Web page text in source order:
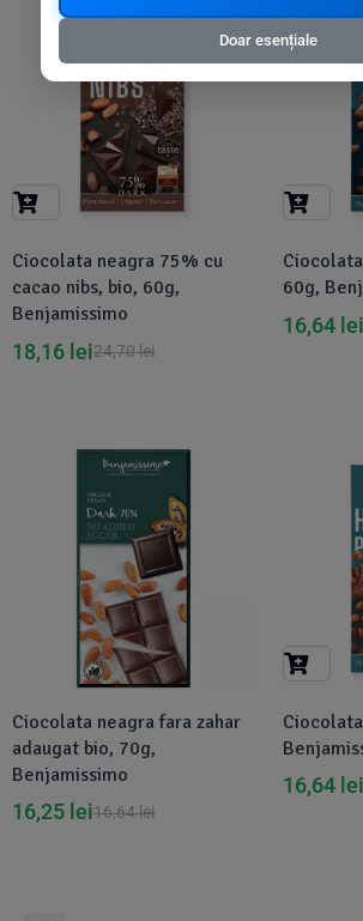
-26%
Ciocolata neagra 75% cu
cacao nibs, bio, 60g,
Benjamissimo
24,70lei
18,16 lei
-27%
60g,
16,64 lei
Disponibil in 1-2 zile
Ciocolata neagra fara zahar
adaugat bio, 70g,
Benjamissimo
16,64lei
16,25 lei
16,64 lei
Doar esențiale